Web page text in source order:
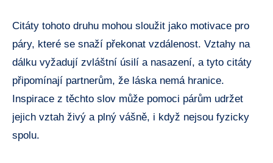
Citáty tohoto druhu mohou sloužit jako motivace pro
páry, které se snaží překonat vzdálenost. Vztahy na
dálku vyžadují zvláštní úsilí a nasazení, a tyto citáty
připomínají partnerům, že láska nemá hranice.
Inspirace z těchto slov může pomoci párům udržet
jejich vztah živý a plný vášně, i když nejsou fyzicky
spolu.